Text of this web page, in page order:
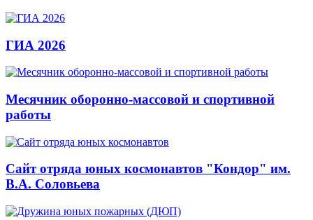
ГИА 2026
Месячник оборонно-массовой и спортивной
работы
Сайт отряда юных космонавтов "Кондор" им.
В.А. Соловьева